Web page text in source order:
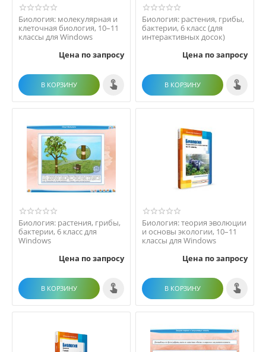
Биология: молекулярная и
клеточная биология, 10–11
классы для Windows
Цена по запросу
В КОРЗИНУ
Биология: растения, грибы,
бактерии, 6 класс (для
интерактивных досок)
Цена по запросу
В КОРЗИНУ
Биология: растения, грибы,
бактерии, 6 класс для
Windows
Цена по запросу
В КОРЗИНУ
Биология: теория эволюции
и основы экологии, 10–11
классы для Windows
Цена по запросу
В КОРЗИНУ